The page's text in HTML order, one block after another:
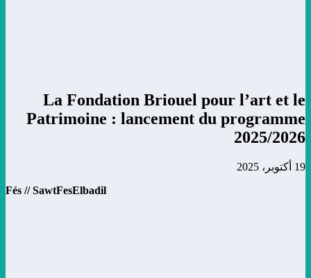
La Fondation Briouel pour l’art et le
Patrimoine : lancement du programme
2025/2026
19 أكتوبر، 2025
Fés // SawtFesElbadil